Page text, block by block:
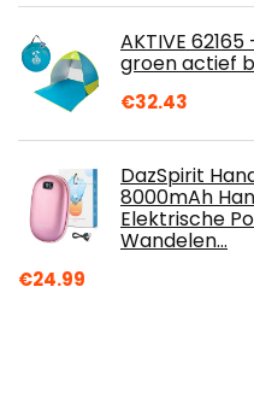
AKTIVE
groen actief
€32.43
DazSpirit
8000mAh
Elektrische
Wandelen…
€24.99